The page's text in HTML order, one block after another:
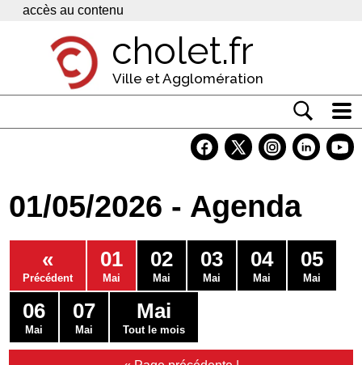
Panneau de gestion des cookies
accès au contenu
cholet.fr
Ville et Agglomération
Economie
Services
Contacts
01/05/2026 - Agenda
«
Précédent
01
Mai
02
Mai
03
Mai
04
Mai
05
Mai
06
Mai
07
Mai
Mai
Tout le mois